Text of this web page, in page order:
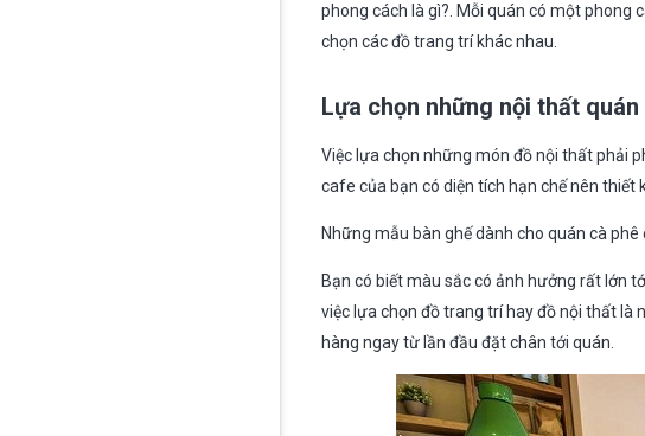
phong cách là gì?. Mỗi quán có một phong
chọn các đồ trang trí khác nhau.
Lựa chọn những nội thất
Việc lựa chọn những món đồ nội thất phải
cafe của bạn có diện tích hạn chế nên thiết
Những mẫu bàn ghế dành cho quán cà
Bạn có biết màu sắc có ảnh hưởng rất lớn
việc lựa chọn đồ trang trí hay đồ nội thất là
hàng ngay từ lần đầu đặt chân tới quán.